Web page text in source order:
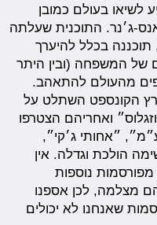
לשיאו בעולם כמובן
ג׳נר. התוכנית שעלתה
למסך הטלוויזיה ב-2007, תוכננה בכלל להיערך
המשפחה (ובין היתר
מהעולם להתאהב.
הקונספט השתלט על
ואחריהם הצטרפו
״אחותי ג׳קי״,
הולכת וגדלה. אין
נוספות
מצלמה, לכן אספנו
שאנחנו לא יכולים